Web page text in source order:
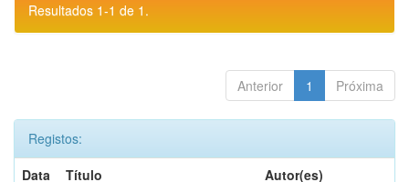
Resultados 1-1 de 1.
Anterior 1 Próxima
Registos:
Data
Título
Autor(es)